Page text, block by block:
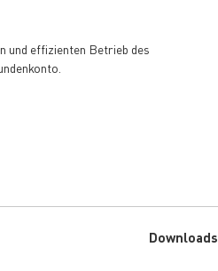
und effizienten Betrieb des
Downloads